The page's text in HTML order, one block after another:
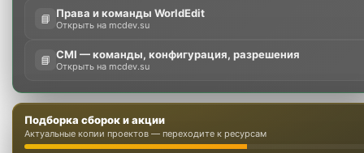
📘 Права и команды WorldEdit
Открыть на mcdev.su
📘 CMI — команды, конфигурация, разрешения
Открыть на mcdev.su
Подборка сборок и акции
Актуальные копии проектов — переходите к ресурсам